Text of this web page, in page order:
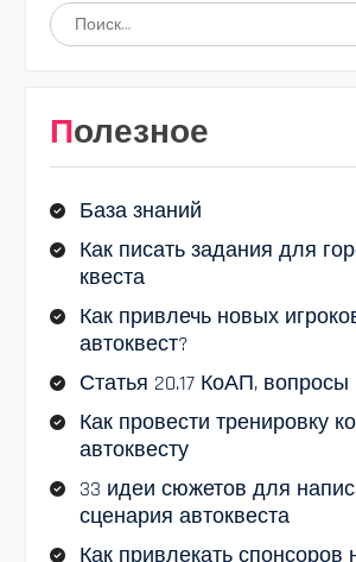
Найти:
Полезное
База знаний
Как писать задания для
квеста
Как привлечь новых
автоквест?
Статья 20.17 КоАП, вопросы
Как провести тренировку
автоквесту
33 идеи сюжетов для
сценария автоквеста
Как привлекать спонсоров